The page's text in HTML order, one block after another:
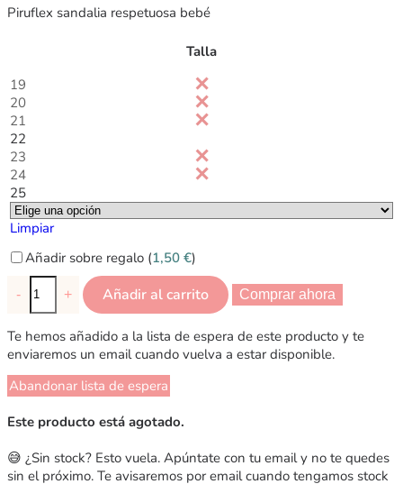
Piruflex sandalia respetuosa bebé
Talla
19
20
21
22
23
24
25
Limpiar
Añadir sobre regalo (1,50 €)
- + Añadir al carrito Comprar ahora
Te hemos añadido a la lista de espera de este producto y te
enviaremos un email cuando vuelva a estar disponible.
Abandonar lista de espera
Este producto está agotado.
😅 ¿Sin stock? Esto vuela. Apúntate con tu email y no te quedes
sin el próximo. Te avisaremos por email cuando tengamos stock